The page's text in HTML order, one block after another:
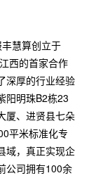
慧算创立于
西的首家合作
深厚的行业经验
阳明珠B2栋23
厦、进贤县七朵
平米标准化专
域，真正实现企
公司拥有100余